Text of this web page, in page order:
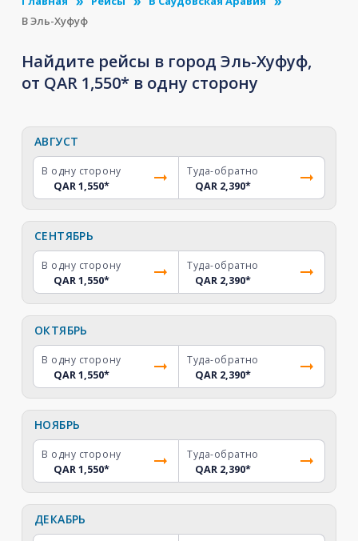
В Эль-Хуфуф
Найдите рейсы в город Эль-Хуфуф,
от QAR 1,550* в одну сторону
АВГУСТ
В одну сторону
QAR 1,550*
Туда-обратно
QAR 2,390*
СЕНТЯБРЬ
В одну сторону
QAR 1,550*
Туда-обратно
QAR 2,390*
ОКТЯБРЬ
В одну сторону
QAR 1,550*
Туда-обратно
QAR 2,390*
НОЯБРЬ
В одну сторону
QAR 1,550*
Туда-обратно
QAR 2,390*
ДЕКАБРЬ